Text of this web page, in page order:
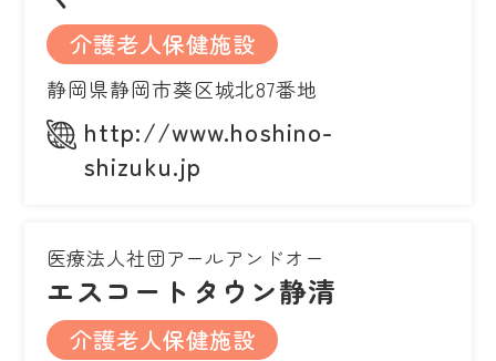
介護老人保健施設
静岡県静岡市葵区城北87番地
http://www.hoshino-
shizuku.jp
医療法人社団アールアンドオー
エスコートタウン静清
介護老人保健施設